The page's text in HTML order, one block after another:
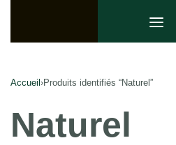
Accueil ›Produits identifiés “Naturel”
Naturel